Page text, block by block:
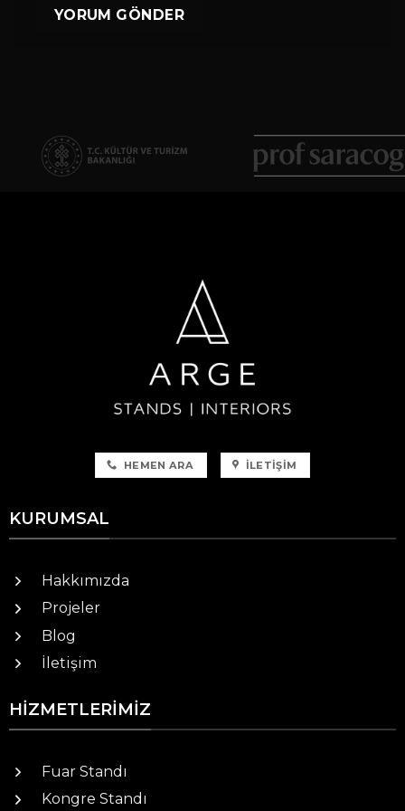
HEMEN ARA İLETIŞIM
KURUMSAL
Hakkımızda
Projeler
Blog
İletişim
HIZMETLERIMIZ
Fuar Standı
Kongre Standı